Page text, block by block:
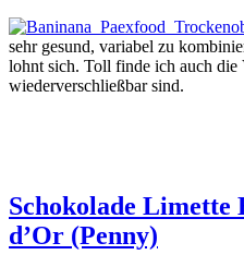
sehr gesund, variabel zu
lohnt sich. Toll finde ich auch die
wiederverschließbar sind.
Schokolade Limette
d’Or (Penny)